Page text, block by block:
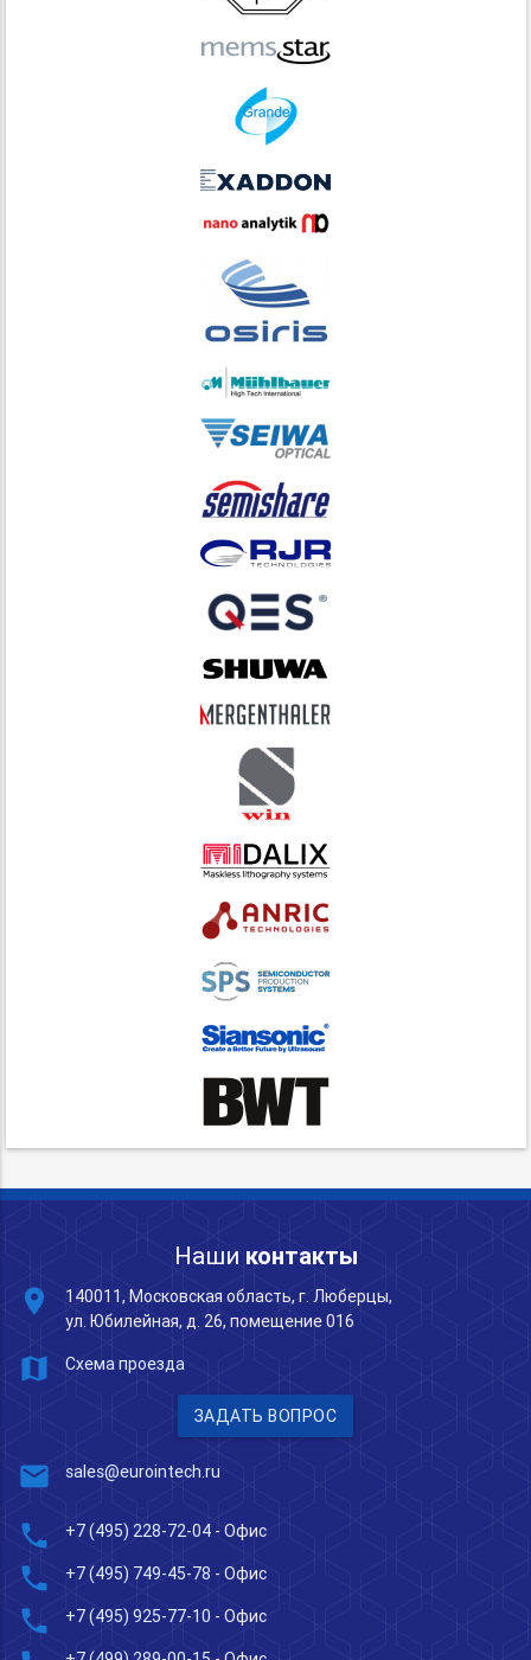
Наши контакты
place
140011, Московская область, г. Люберцы,
ул. Юбилейная, д. 26, помещение 016
map Схема проезда
ЗАДАТЬ ВОПРОС
mail sales@eurointech.ru
phone +7 (495) 228-72-04 - Офис
phone +7 (495) 749-45-78 - Офис
phone +7 (495) 925-77-10 - Офис